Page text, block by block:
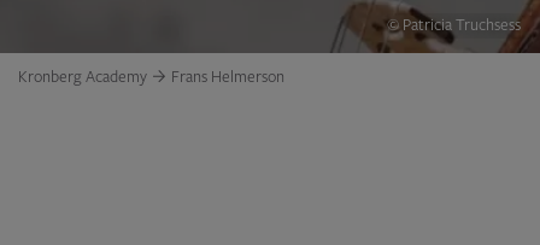
© Patricia Truchsess
Kronberg Academy Frans Helmerson